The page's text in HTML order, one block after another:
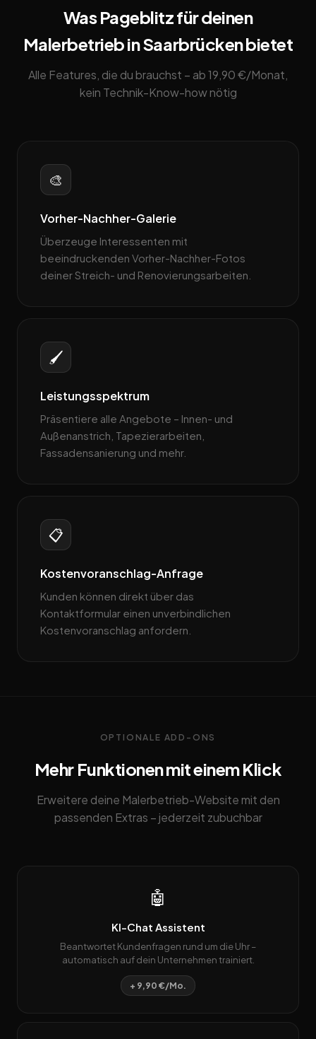
Was Pageblitz für deinen
Malerbetrieb in Saarbrücken bietet
Alle Features, die du brauchst – ab 19,90 €/Monat,
kein Technik-Know-how nötig
🎨
Vorher-Nachher-Galerie
Überzeuge Interessenten mit
beeindruckenden Vorher-Nachher-Fotos
deiner Streich- und Renovierungsarbeiten.
🖌️
Leistungsspektrum
Präsentiere alle Angebote – Innen- und
Außenanstrich, Tapezierarbeiten,
Fassadensanierung und mehr.
📋
Kostenvoranschlag-Anfrage
Kunden können direkt über das
Kontaktformular einen unverbindlichen
Kostenvoranschlag anfordern.
OPTIONALE ADD-ONS
Mehr Funktionen mit einem Klick
Erweitere deine Malerbetrieb-Website mit den
passenden Extras – jederzeit zubuchbar
🤖
KI-Chat Assistent
Beantwortet Kundenfragen rund um die Uhr –
automatisch auf dein Unternehmen trainiert.
+ 9,90 €/Mo.